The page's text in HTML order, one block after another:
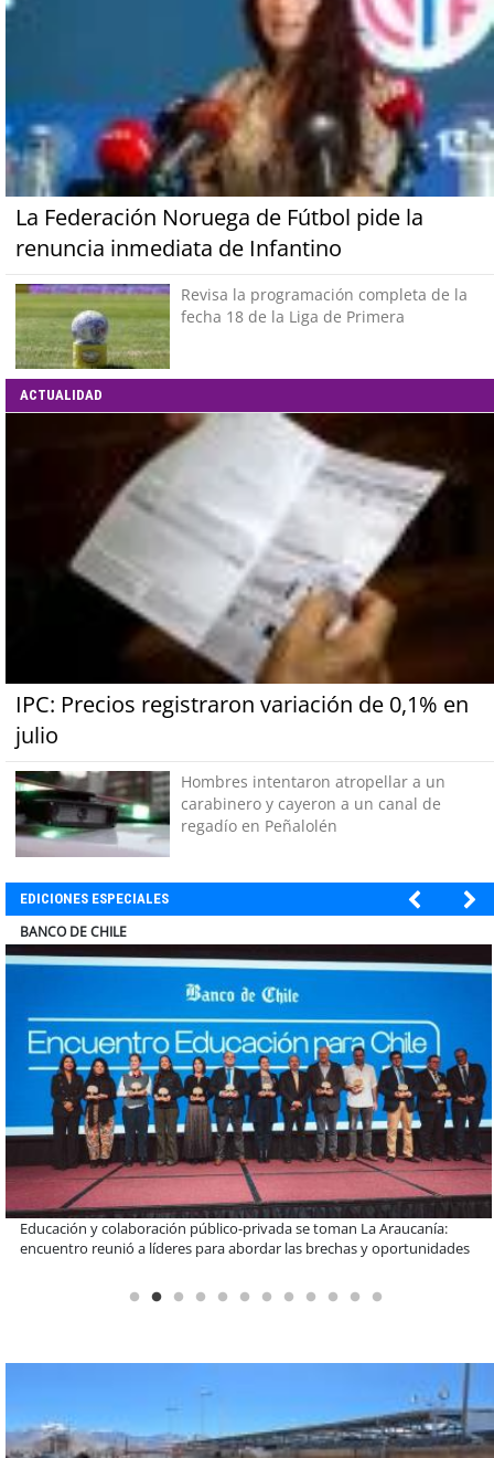
La Federación Noruega de Fútbol pide la
renuncia inmediata de Infantino
Revisa la programación completa de la
fecha 18 de la Liga de Primera
ACTUALIDAD
IPC: Precios registraron variación de 0,1% en
julio
Hombres intentaron atropellar a un
carabinero y cayeron a un canal de
regadío en Peñalolén
EDICIONES ESPECIALES
COLEGIO RÍO LOA
Llaman a interiorizarse de los programas de estudios para postular
informado al SAE